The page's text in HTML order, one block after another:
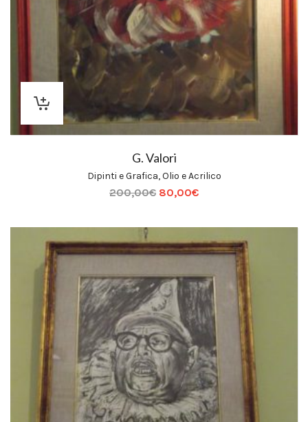
G. Valori
Dipinti e Grafica,Olio e Acrilico
200,00€ 80,00€